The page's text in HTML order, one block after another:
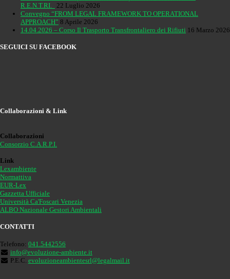
R.E.N.T.RI.
22 Luglio 2026
Convegno “FROM LEGAL FRAMEWORK TO OPERATIONAL
APPROACH” 8 Aprile 2026
14.04.2026 – Corso Il Trasporto Transfrontaliero dei Rifiuti 16 Marzo 2026
SEGUICI SU FACEBOOK
Collaborazioni & Link
Collaborazioni
Consorzio C.A.R.P.I.
Link
Lexambiente
Normattiva
EUR-Lex
Gazzetta Ufficiale
Università Ca'Foscari Venezia
ALBO Nazionale Gestori Ambientali
CONTATTI
Telefono: 041.5442556
info@evoluzione-ambiente.it
P.E.C. evoluzioneambientesrl@legalmail.it